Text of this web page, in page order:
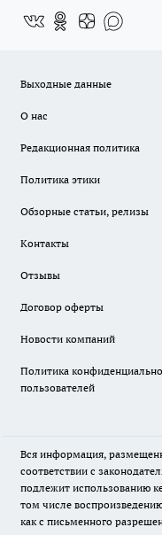
Выходные данные
О нас
Редакционная политика
Политика этики
Обзорные статьи, релизы
Контакты
Отзывы
Договор оферты
Новости компаний
Политика
пользователей
Вся информация,
соответствии с
подлежит использованию
том числе
как с письменного